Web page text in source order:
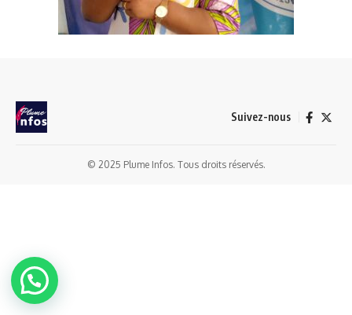
Suivez-nous
© 2025 Plume Infos. Tous droits réservés.